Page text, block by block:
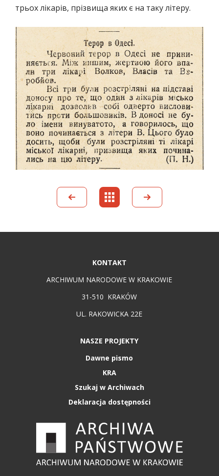
трьох лікарів, прізвища яких є на таку літеру.
KONTAKT
ARCHIWUM NARODOWE W KRAKOWIE
31-510 KRAKÓW
UL. RAKOWICKA 22E
NASZE PROJEKTY
Dawne pismo
KRA
Szukaj w Archiwach
Deklaracja dostępności